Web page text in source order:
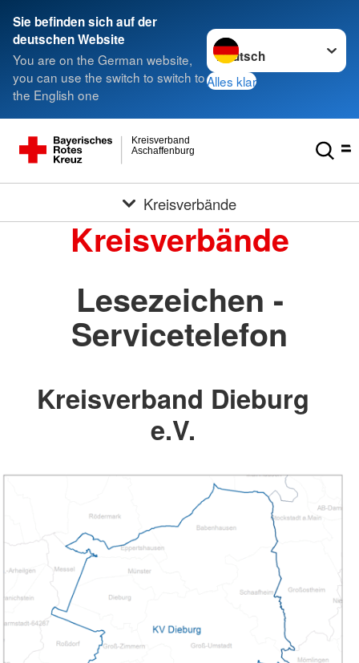
Sie befinden sich auf der
deutschen Website
You are on the German website,
you can use the switch to switch to
the English one
Sprache wechseln zu
Alles klar
Aschaffenburg
Kreisverband
Kreisverbände
Kreisverbände
Lesezeichen -
Servicetelefon
Kreisverband Dieburg
e.V.